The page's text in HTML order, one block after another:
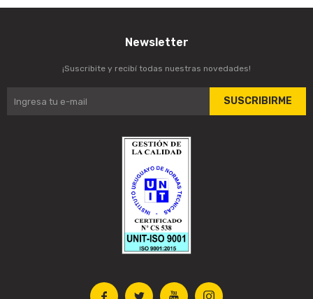
   
Newsletter
¡Suscribite y recibí todas nuestras novedades!
SUSCRIBIRME